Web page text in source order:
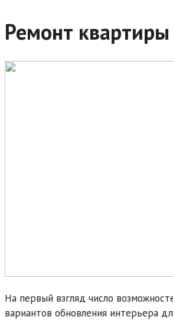
Ремонт
На первый взгляд число
вариантов обновления интерьера